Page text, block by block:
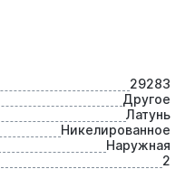
29283
Другое
Латунь
Никелированное
Наружная
2